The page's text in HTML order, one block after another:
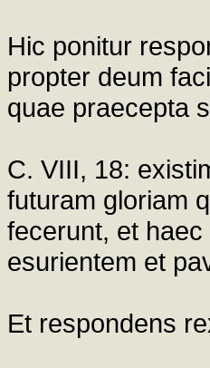
Hic ponitur
propter deum
quae praecepta
C. VIII, 18:
futuram gloriam
fecerunt, et
esurientem et
Et respondens